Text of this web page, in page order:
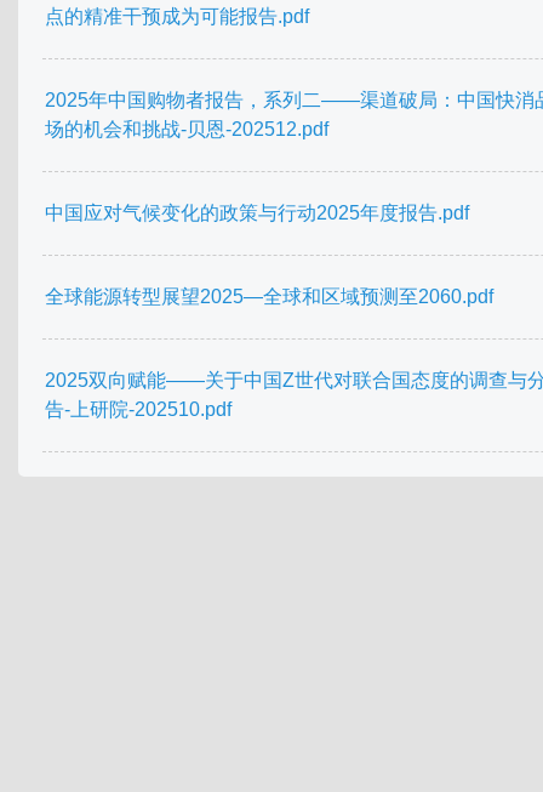
点的精准干预成为可能报告.pdf
2025年中国购物者报告，系列二——渠道破局：中国快消
场的机会和挑战-贝恩-202512.pdf
中国应对气候变化的政策与行动2025年度报告.pdf
全球能源转型展望2025—全球和区域预测至2060.pdf
2025双向赋能——关于中国Z世代对联合国态度的调查与
告-上研院-202510.pdf